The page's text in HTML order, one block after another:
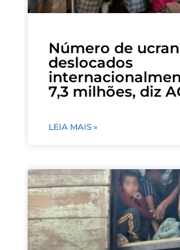
Número de
deslocados
7,3 milhões, diz
LEIA MAIS »